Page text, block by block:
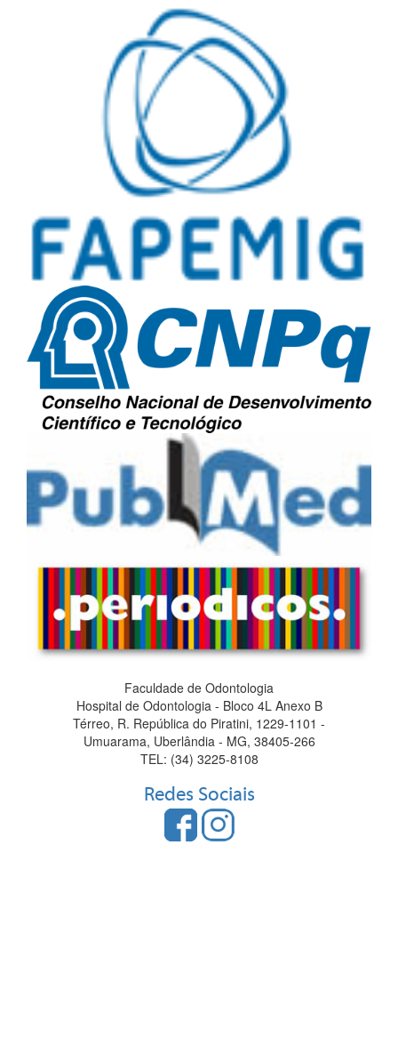
Faculdade de Odontologia
Hospital de Odontologia - Bloco 4L Anexo B
Térreo, R. República do Piratini, 1229-1101 -
Umuarama, Uberlândia - MG, 38405-266
TEL: (34) 3225-8108
Redes Sociais